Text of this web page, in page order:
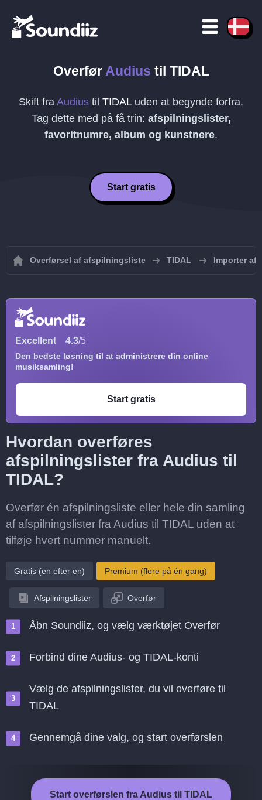
Overfør Audius til TIDAL
Skift fra Audius til TIDALuden at begynde forfra.
Tag dette med på få trin: afspilningslister,
favoritnumre, album og kunstnere.
Start gratis
Overførsel af afspilningsliste TIDAL Importer
Excellent 4.3/5
Den bedste løsning til at administrere din online
musiksamling!
Start gratis
Hvordan overføres
afspilningslister fra Audius til
TIDAL?
Overfør én afspilningsliste eller hele din samling
af afspilningslister fra Audius til TIDAL uden at
tilføje hvert nummer manuelt.
Gratis (en efter en) Premium (flere på én gang)
Afspilningslister Overfør
Åbn Soundiiz, og vælg værktøjet Overfør
Forbind dine Audius- og TIDAL-konti
Vælg de afspilningslister, du vil overføre til
TIDAL
Gennemgå dine valg, og start overførslen
Start overførslen fra Audius til TIDAL